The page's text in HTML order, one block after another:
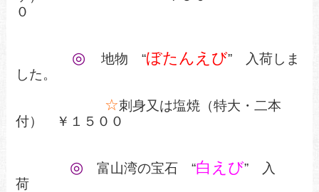
０
◎ 地物 “ぼたんえび” 入荷しま
した。
☆刺身又は塩焼（特大・二本
付） ￥１５００
◎ 富山湾の宝石 “白えび” 入
荷